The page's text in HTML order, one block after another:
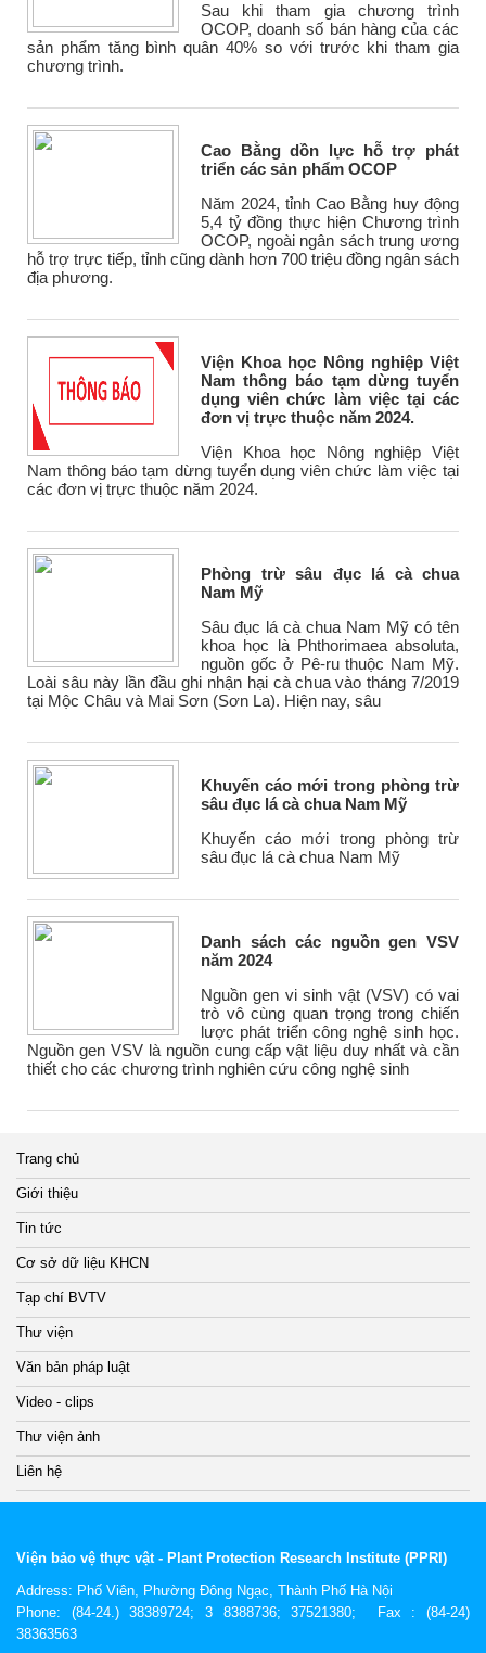
Sau khi tham gia chương trình
OCOP, doanh số bán hàng của các
sản phẩm tăng bình quân 40% so với trước khi tham gia
chương trình.
Cao Bằng dồn lực hỗ trợ phát
triển các sản phẩm OCOP
Năm 2024, tỉnh Cao Bằng huy động
5,4 tỷ đồng thực hiện Chương trình
OCOP, ngoài ngân sách trung ương
hỗ trợ trực tiếp, tỉnh cũng dành hơn 700 triệu đồng ngân sách
địa phương.
Viện Khoa học Nông nghiệp Việt
Nam thông báo tạm dừng tuyển
dụng viên chức làm việc tại các
đơn vị trực thuộc năm 2024.
Viện Khoa học Nông nghiệp Việt
Nam thông báo tạm dừng tuyển dụng viên chức làm việc tại
các đơn vị trực thuộc năm 2024.
Phòng trừ sâu đục lá cà chua
Nam Mỹ
Sâu đục lá cà chua Nam Mỹ có tên
khoa học là Phthorimaea absoluta,
nguồn gốc ở Pê-ru thuộc Nam Mỹ.
Loài sâu này lần đầu ghi nhận hại cà chua vào tháng 7/2019
tại Mộc Châu và Mai Sơn (Sơn La). Hiện nay, sâu
Khuyến cáo mới trong phòng trừ
sâu đục lá cà chua Nam Mỹ
Khuyến cáo mới trong phòng trừ
sâu đục lá cà chua Nam Mỹ
Danh sách các nguồn gen VSV
năm 2024
Nguồn gen vi sinh vật (VSV) có vai
trò vô cùng quan trọng trong chiến
lược phát triển công nghệ sinh học.
Nguồn gen VSV là nguồn cung cấp vật liệu duy nhất và cần
thiết cho các chương trình nghiên cứu công nghệ sinh
Trang chủ
Giới thiệu
Tin tức
Cơ sở dữ liệu KHCN
Tạp chí BVTV
Thư viện
Văn bản pháp luật
Video - clips
Thư viện ảnh
Liên hệ
Viện bảo vệ thực vật - Plant Protection Research Institute (PPRI)
Address: Phố Viên, Phường Đông Ngạc, Thành Phố Hà Nội
Phone: (84-24.) 38389724; 3 8388736; 37521380; Fax : (84-24)
38363563